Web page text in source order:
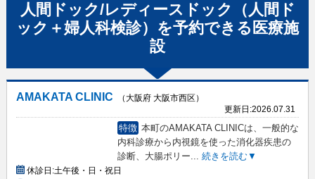
人間ドック/レディースドック（人間ド
ック＋婦人科検診） を予約できる 医療施
設
AMAKATA CLINIC
（大阪府 大阪市西区）
更新日:2026.07.31
特徴 本町のAMAKATA CLINICは、一般的な
内科診療から内視鏡を使った消化器疾患の
診断、大腸ポリー
続きを読む▼
休診日:土午後・日・祝日